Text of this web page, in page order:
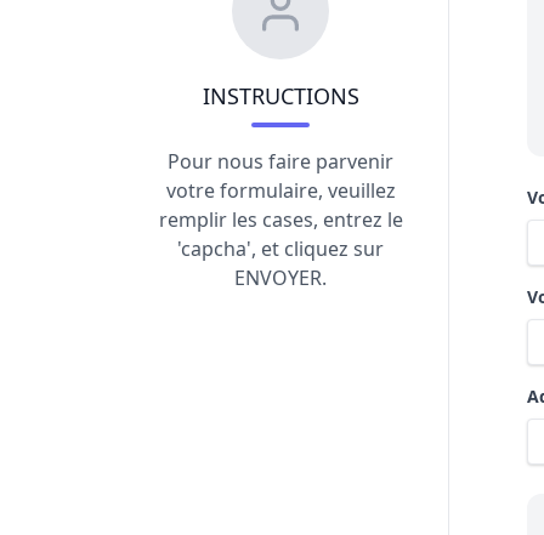
INSTRUCTIONS
Pour nous faire parvenir
votre formulaire, veuillez
remplir les cases, entrez le
'capcha', et cliquez sur
ENVOYER.